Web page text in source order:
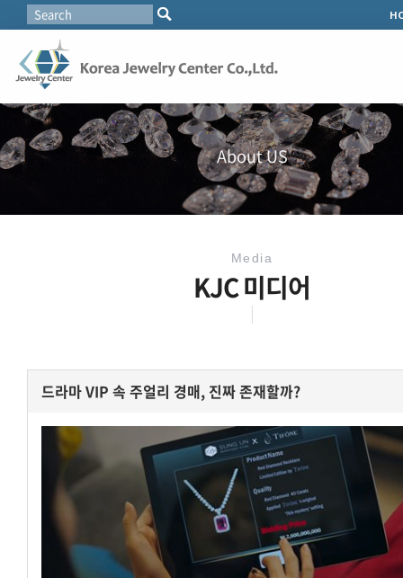
About US
Media
KJC 미디어
드라마 VIP 속 주얼리 경매, 진짜 존재할까?